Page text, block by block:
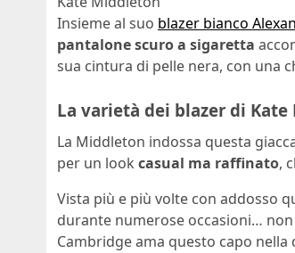
Insieme al suo blazer bianco
pantalone scuro a sigaretta
sua cintura di pelle nera, con una
La varietà dei blazer di
La Middleton indossa questa
per un look casual ma raffinato,
Vista più e più volte con addosso
durante numerose occasioni…
Cambridge ama questo capo nella